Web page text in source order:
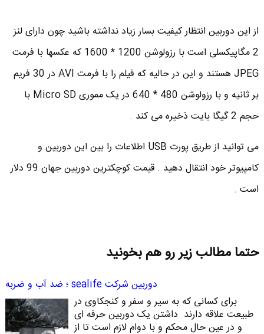
از این دوربین انتظار کیفیت بسار زیاد نداشته باشید چون دارای لنز
2 مگاپیکسلی است با رزولوشن 1200 * 1600 که عکسها با فرمت
JPEG هستند و این در حالیه که فیلم را با فرمت AVI در 30 فریم
بر ثانیه و با رزولوشن 480 * 640 در یک مموری Micro SD با
حجم 2 گیگا بایت ذخیره می کند .
می توانید از طریق پورت USB اطلاعات را بین این دوربین و
کامپیوتر خود انتقال دهید . قیمت کوچکترین دوربین جهان 99 دلار
است .
حتما مطالب زیر رو هم بخونید
دوربین شرکت sealife ؛ ضد آب و ضربه
برای کسانی که به سیر و سفر و کنجکاوی در
طبیعت علاقه دارند داشتن یک دوربین حرفه ای
و در عین حال محکم و با دوام لازم است تا از